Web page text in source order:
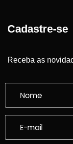
Cadastre-se
Receba as